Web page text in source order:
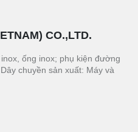
CO.,LTD.
ống inox; phụ kiện đường
chuyền sản xuất: Máy và